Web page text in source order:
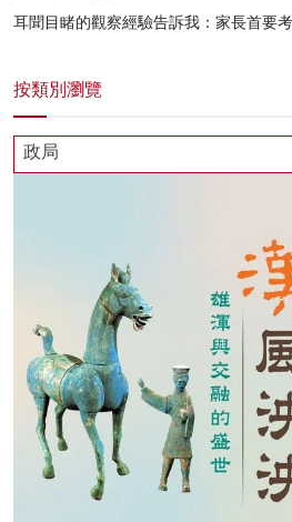
耳聞目睹的觀察經驗告訴我：家長首要
按類別瀏覽
政局